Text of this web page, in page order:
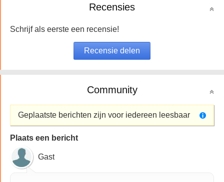
Recensies
Schrijf als eerste een recensie!
Community
Geplaatste berichten zijn voor iedereen leesbaar
Plaats een bericht
Gast